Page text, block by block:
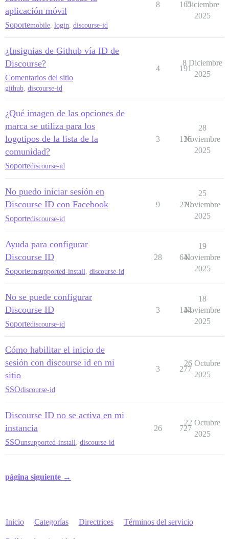
aplicación móvil
Soportemobile login discourse-id
8 165Diciembre
2025
¿Insignias de Github vía ID de
Discourse?
Comentarios del sitio
github, discourse-id
4 191
8 Diciembre
2025
¿Qué imagen de las opciones de
marca se utiliza para los
logotipos de la lista de la
comunidad?
Soportediscourse-id
3 136
28
Noviembre
2025
No puedo iniciar sesión en
Discourse ID con Facebook
Soportediscourse-id
9 279
25
Noviembre
2025
Ayuda para configurar
Discourse ID
Soporteunsupported-install discourse-id
28 641
19
Noviembre
2025
No se puede configurar
Discourse ID
Soportediscourse-id
3 144
18
Noviembre
2025
Cómo habilitar el inicio de
sesión con discourse id en mi
sitio
SSOdiscourse-id
3 277
26 Octubre
2025
Discourse ID no se activa en mi
instancia
SSOunsupported-install discourse-id
26 727
22 Octubre
2025
página siguiente →
Inicio Categorías Directrices Términos del servicio